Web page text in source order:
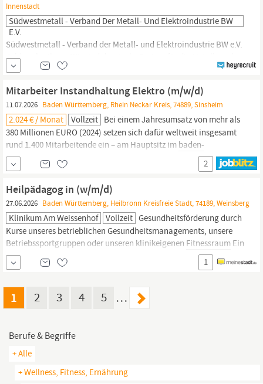
Innenstadt
Südwestmetall - Verband Der Metall- Und Elektroindustrie BW
E.V.
Südwestmetall - Verband der Metall- und Elektroindustrie BW e.V.
Jobbeschreibung Wir sind der starke Partner für die Metall- und
Elektroindustrie (M+E) in
Als Experten rund
Unternehmen. Jeden Tag warten deshalb neue Aufgaben und
Herausforderungen sowie immer neue...
Mitarbeiter Instandhaltung Elektro (m/w/d)
11.07.2026 Baden Württemberg, Rhein Neckar Kreis, 74889, Sinsheim
2.024 € / Monat Vollzeit Bei einem Jahresumsatz von mehr als
380 Millionen EURO (2024) setzen sich dafür weltweit insgesamt
rund 1.400 Mitarbeitende ein – am Hauptsitz im baden-
württembergischen
Oberderdingen genauso wie in den
Landesgesellschaften in Europa, Asien, Australien und
Nordamerika. Für den Bereich Electrical Maintenance am
Standort Sinsheim suchen wir einen...
2
Heilpädagog in (w/m/d)
27.06.2026 Baden Württemberg, Heilbronn Kreisfreie Stadt, 74189, Weinsberg
Klinikum Am Weissenhof Vollzeit Gesundheitsförderung durch
Kurse unseres betrieb­lichen Gesundheits­managements, unsere
Betriebs­sport­gruppen oder unseren klinik­eigenen Fitness­raum Ein
wertschätzender Austausch und Angebote zur individuellen Work-
Life-Balance sowie zur Verein­barkeit von Familie und Beruf sind
1
1 2 3 4 5 …
Berufe & Begriffe
+ Alle
+ Wellness, Fitness, Ernährung